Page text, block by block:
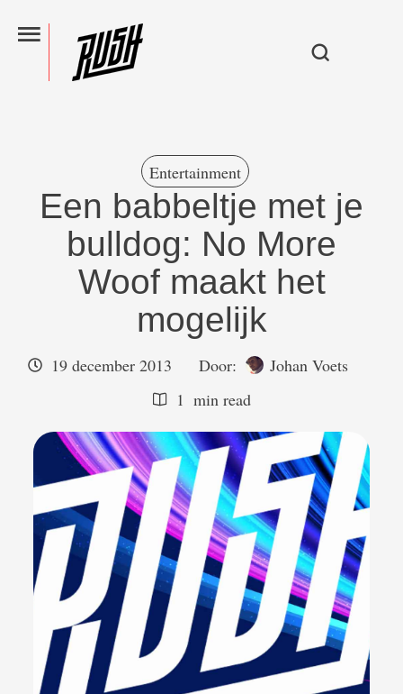
Entertainment
Een babbeltje met je
bulldog: No More
Woof maakt het
mogelijk
19 december 2013 Door:
Johan Voets
1 min read